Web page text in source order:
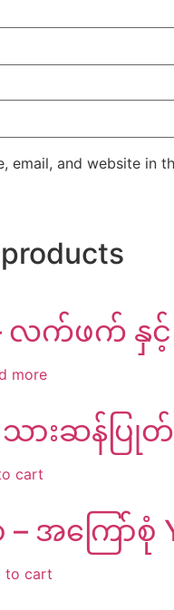
email, and website in
လက်ဖက် နှင့်
more
ားဆန်ပြုတ် (
cart
အကြော်စုံ
to cart